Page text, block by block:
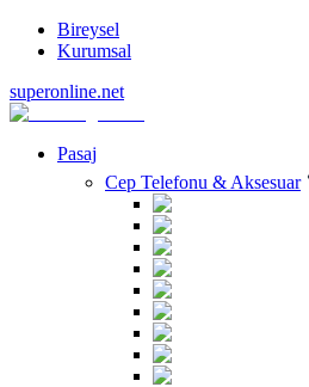
Bireysel
Kurumsal
superonline.net
Pasaj
Cep Telefonu & Aksesuar